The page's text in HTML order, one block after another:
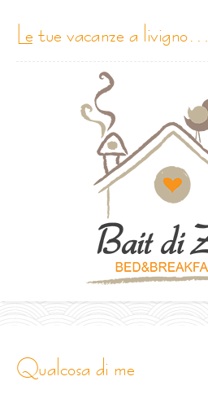
le tue vacanze a livigno…
qualcosa di me